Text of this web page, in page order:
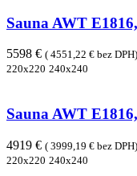
Sauna AWT
5598 € ( 4551,22 € bez DPH)
220x220 240x240
Sauna AWT
4919 € ( 3999,19 € bez DPH)
220x220 240x240